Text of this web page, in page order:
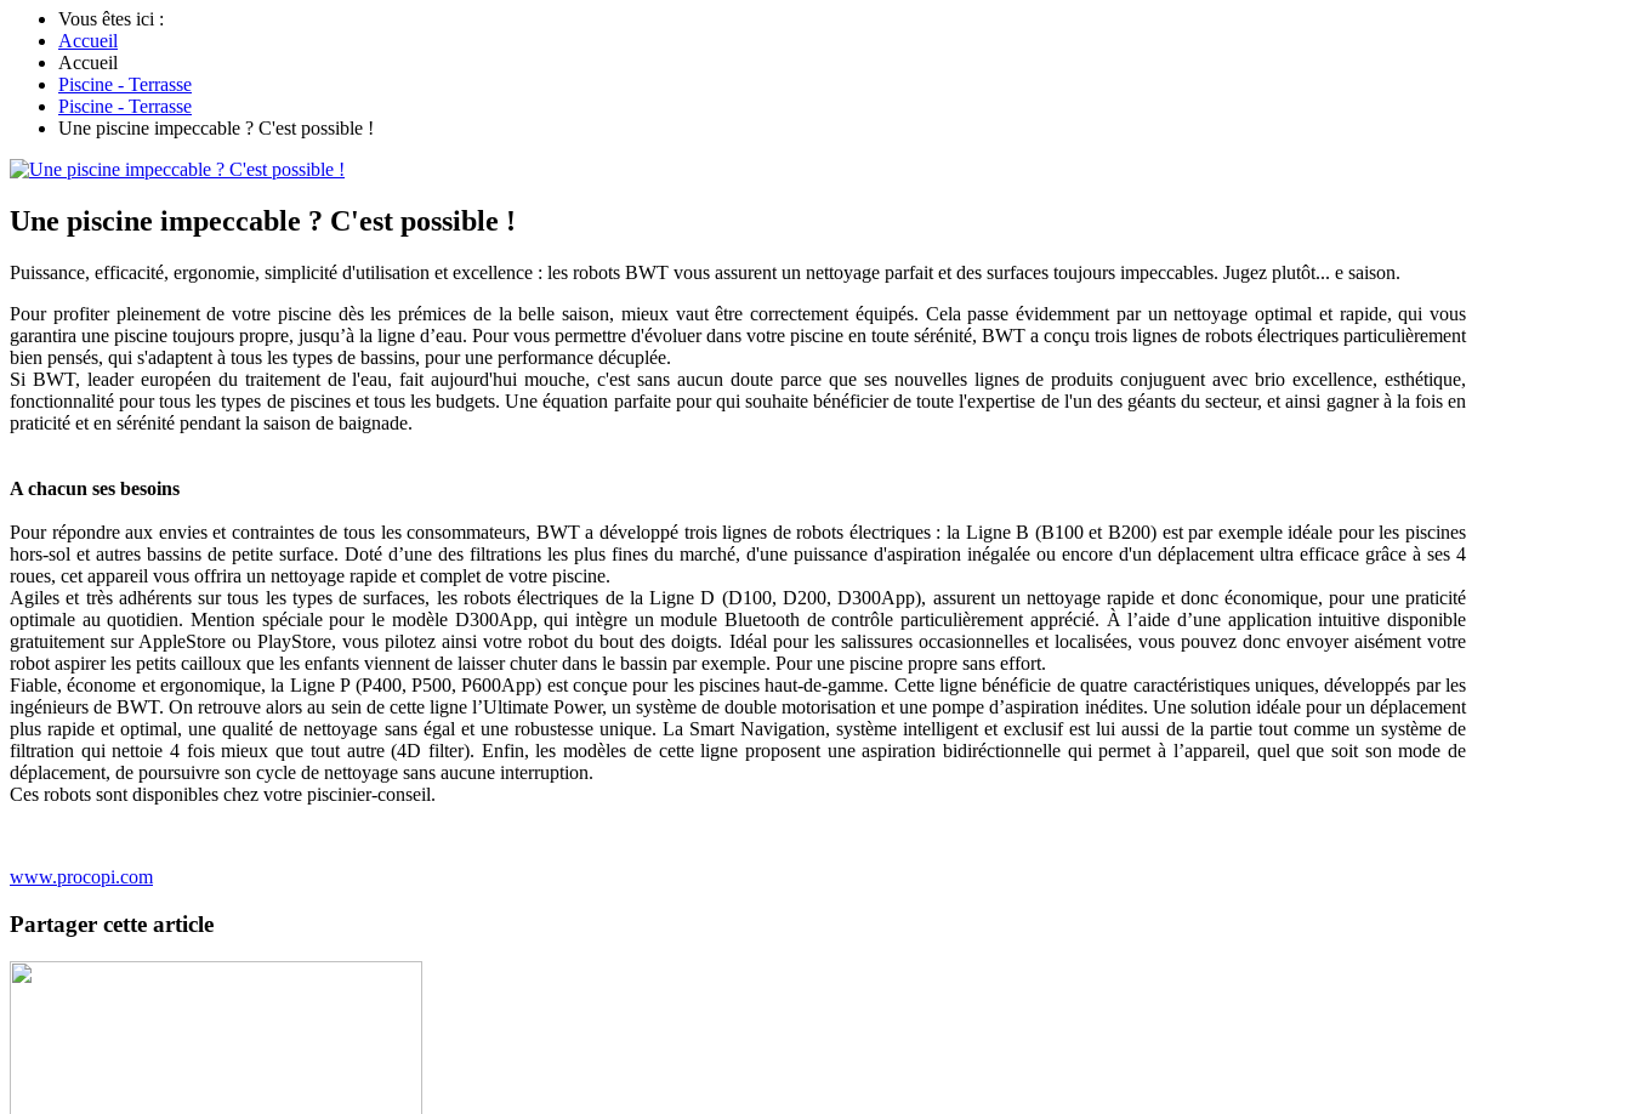
Vous êtes ici :
Accueil
Accueil
Piscine - Terrasse
Piscine - Terrasse
Une piscine impeccable ? C'est possible !
Une piscine impeccable ? C'est possible !
Puissance, efficacité, ergonomie, simplicité d'utilisation et excellence : les robots BWT vous assurent un nettoyage parfait et des surfaces toujours impeccables. Jugez plutôt... e saison.
Pour profiter pleinement de votre piscine dès les prémices de la belle saison, mieux vaut être correctement équipés. Cela passe évidemment par un nettoyage optimal et rapide, qui vous
garantira une piscine toujours propre, jusqu’à la ligne d’eau. Pour vous permettre d'évoluer dans votre piscine en toute sérénité, BWT a conçu trois lignes de robots électriques particulièrement
bien pensés, qui s'adaptent à tous les types de bassins, pour une performance décuplée.
Si BWT, leader européen du traitement de l'eau, fait aujourd'hui mouche, c'est sans aucun doute parce que ses nouvelles lignes de produits conjuguent avec brio excellence, esthétique,
fonctionnalité pour tous les types de piscines et tous les budgets. Une équation parfaite pour qui souhaite bénéficier de toute l'expertise de l'un des géants du secteur, et ainsi gagner à la fois en
praticité et en sérénité pendant la saison de baignade.
A chacun ses besoins
Pour répondre aux envies et contraintes de tous les consommateurs, BWT a développé trois lignes de robots électriques : la Ligne B (B100 et B200) est par exemple idéale pour les piscines
hors-sol et autres bassins de petite surface. Doté d’une des filtrations les plus fines du marché, d'une puissance d'aspiration inégalée ou encore d'un déplacement ultra efficace grâce à ses 4
roues, cet appareil vous offrira un nettoyage rapide et complet de votre piscine.
Agiles et très adhérents sur tous les types de surfaces, les robots électriques de la Ligne D (D100, D200, D300App), assurent un nettoyage rapide et donc économique, pour une praticité
optimale au quotidien. Mention spéciale pour le modèle D300App, qui intègre un module Bluetooth de contrôle particulièrement apprécié. À l’aide d’une application intuitive disponible
gratuitement sur AppleStore ou PlayStore, vous pilotez ainsi votre robot du bout des doigts. Idéal pour les salissures occasionnelles et localisées, vous pouvez donc envoyer aisément votre
robot aspirer les petits cailloux que les enfants viennent de laisser chuter dans le bassin par exemple. Pour une piscine propre sans effort.
Fiable, économe et ergonomique, la Ligne P (P400, P500, P600App) est conçue pour les piscines haut-de-gamme. Cette ligne bénéficie de quatre caractéristiques uniques, développés par les
ingénieurs de BWT. On retrouve alors au sein de cette ligne l’Ultimate Power, un système de double motorisation et une pompe d’aspiration inédites. Une solution idéale pour un déplacement
plus rapide et optimal, une qualité de nettoyage sans égal et une robustesse unique. La Smart Navigation, système intelligent et exclusif est lui aussi de la partie tout comme un système de
filtration qui nettoie 4 fois mieux que tout autre (4D filter). Enfin, les modèles de cette ligne proposent une aspiration bidiréctionnelle qui permet à l’appareil, quel que soit son mode de
déplacement, de poursuivre son cycle de nettoyage sans aucune interruption.
Ces robots sont disponibles chez votre piscinier-conseil.
www.procopi.com
Partager cette article